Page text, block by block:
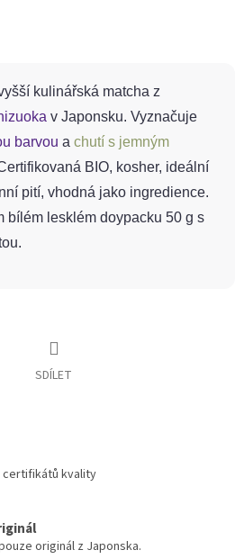
kulinářská matcha z
v Japonsku. Vyznačuje
barvou a chutí s jemným
BIO, kosher, ideální
pití, vhodná jako ingredience.
bílém lesklém doypacku 50 g s
SDÍLET
certifikátů kvality
originál z Japonska.